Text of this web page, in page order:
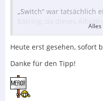
„Switch“ war tatsächlich
beeinflusst war als alle
(Ce Soir)" zeigt perfekt,
neuen Sound
»Switch« ist das zehnte
niederländischen
als Nachfolger ihres
Alles
Heute erst gesehen, sofort
Danke für den Tipp!